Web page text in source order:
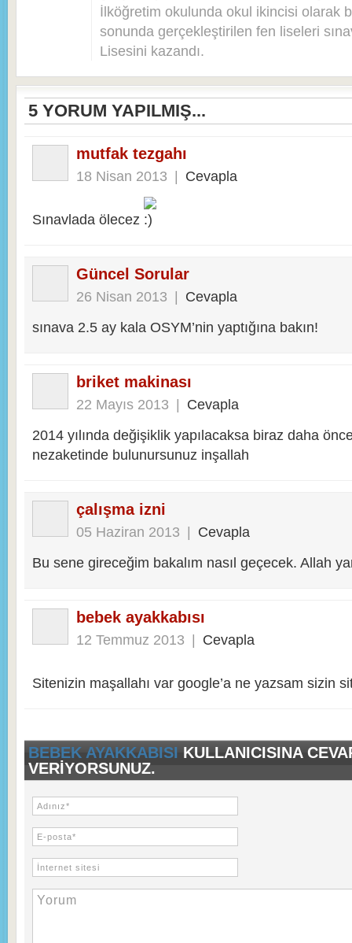
İlköğretim okulunda okul ikincisi olarak
sonunda gerçekleştirilen fen liseleri
Lisesini kazandı.
5 YORUM YAPILMIŞ...
mutfak tezgahı
18 Nisan 2013 | Cevapla
Sınavlada ölecez
Güncel Sorular
26 Nisan 2013 | Cevapla
sınava 2.5 ay kala OSYM’nin yaptığına bakın!
briket makinası
22 Mayıs 2013 | Cevapla
2014 yılında değişiklik yapılacaksa biraz daha
nezaketinde bulunursunuz inşallah
çalışma izni
05 Haziran 2013 | Cevapla
Bu sene gireceğim bakalım nasıl geçecek. Allah
bebek ayakkabısı
12 Temmuz 2013 | Cevapla
Sitenizin maşallahı var google’a ne yazsam sizin
BEBEK AYAKKABISI KULLANICISINA
VERIYORSUNUZ.